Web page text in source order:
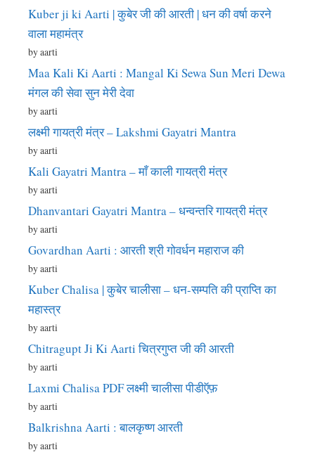
Kuber ji ki Aarti | कुबेर जी की आरती | धन की वर्षा करने
वाला महामंत्र
by aarti
Maa Kali Ki Aarti : Mangal Ki Sewa Sun Meri Dewa
मंगल की सेवा सुन मेरी देवा
by aarti
लक्ष्मी गायत्री मंत्र – Lakshmi Gayatri Mantra
by aarti
Kali Gayatri Mantra – माँ काली गायत्री मंत्र
by aarti
Dhanvantari Gayatri Mantra – धन्वन्तरि गायत्री मंत्र
by aarti
Govardhan Aarti : आरती श्री गोवर्धन महाराज की
by aarti
Kuber Chalisa | कुबेर चालीसा – धन-सम्पति की प्राप्ति का
महास्त्र
by aarti
Chitragupt Ji Ki Aarti चित्रगुप्त जी की आरती
by aarti
Laxmi Chalisa PDF लक्ष्मी चालीसा पीडीऍफ़
by aarti
Balkrishna Aarti : बालकृष्ण आरती
by aarti